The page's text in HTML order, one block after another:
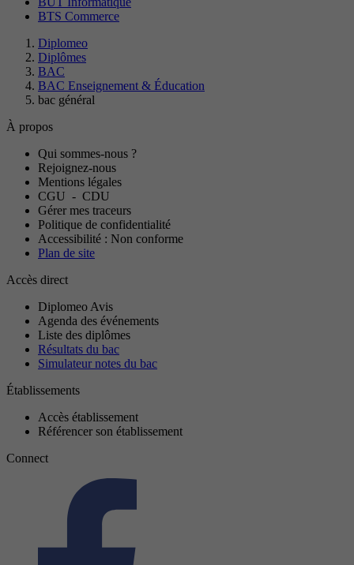
BTS Commerce
Diplomeo
Diplômes
BAC
BAC Enseignement & Éducation
bac général
À propos
Qui sommes-nous ?
Rejoignez-nous
Mentions légales
CGU - CDU
Gérer mes traceurs
Politique de confidentialité
Accessibilité : Non conforme
Plan de site
Accès direct
Diplomeo Avis
Agenda des événements
Liste des diplômes
Résultats du bac
Simulateur notes du bac
Établissements
Accès établissement
Référencer son établissement
Connect